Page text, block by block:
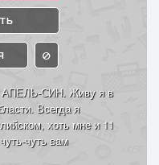
АПЕЛЬ-СИН. Живу я в
Всегда я
хоть мне и 11
чуть вам